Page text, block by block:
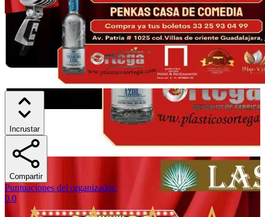
Incrustar
Compartir
Puntuaciones del organizador:
0.0